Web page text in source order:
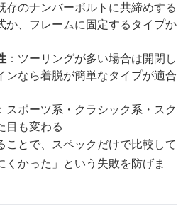
存のナンバーボルトに共締めする
か、フレームに固定するタイプか
：ツーリングが多い場合は開閉し
ンなら着脱が簡単なタイプが適合
：スポーツ系・クラシック系・スク
目も変わる
ことで、スペックだけで比較して
くかった」という失敗を防げま